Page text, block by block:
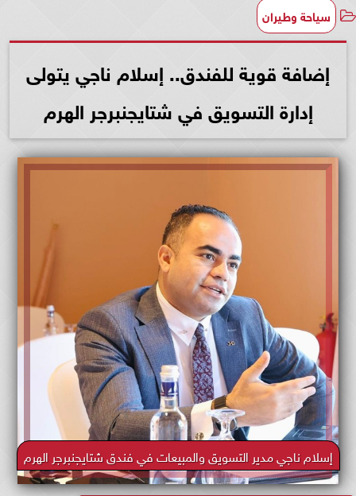
سياحة وطيران
إضافة قوية للفندق.. إسلام ناجي يتولى
إدارة التسويق في شتايجنبرجر الهرم
إسلام ناجي مدير التسويق والمبيعات في فندق شتايجنبرجر الهرم